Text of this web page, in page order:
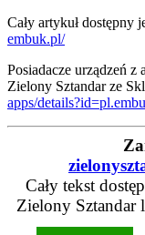
Cały artykuł dostępny
embuk.pl/
Posiadacze urządzeń z
Zielony Sztandar ze
apps/
Cały tekst
Zielony Sztandar